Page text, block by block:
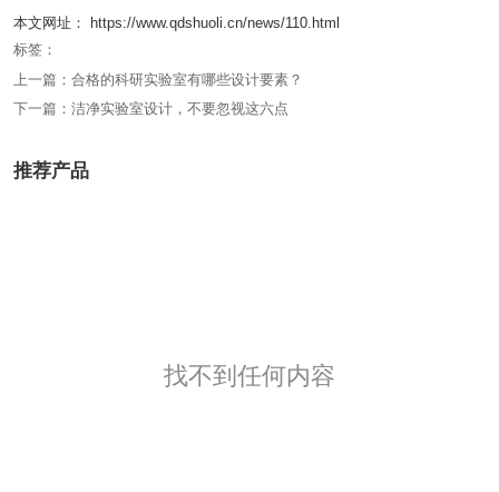
本文网址： https://www.qdshuoli.cn/news/110.html
标签：
上一篇： 合格的科研实验室有哪些设计要素？
下一篇： 洁净实验室设计，不要忽视这六点
推荐产品
找不到任何内容